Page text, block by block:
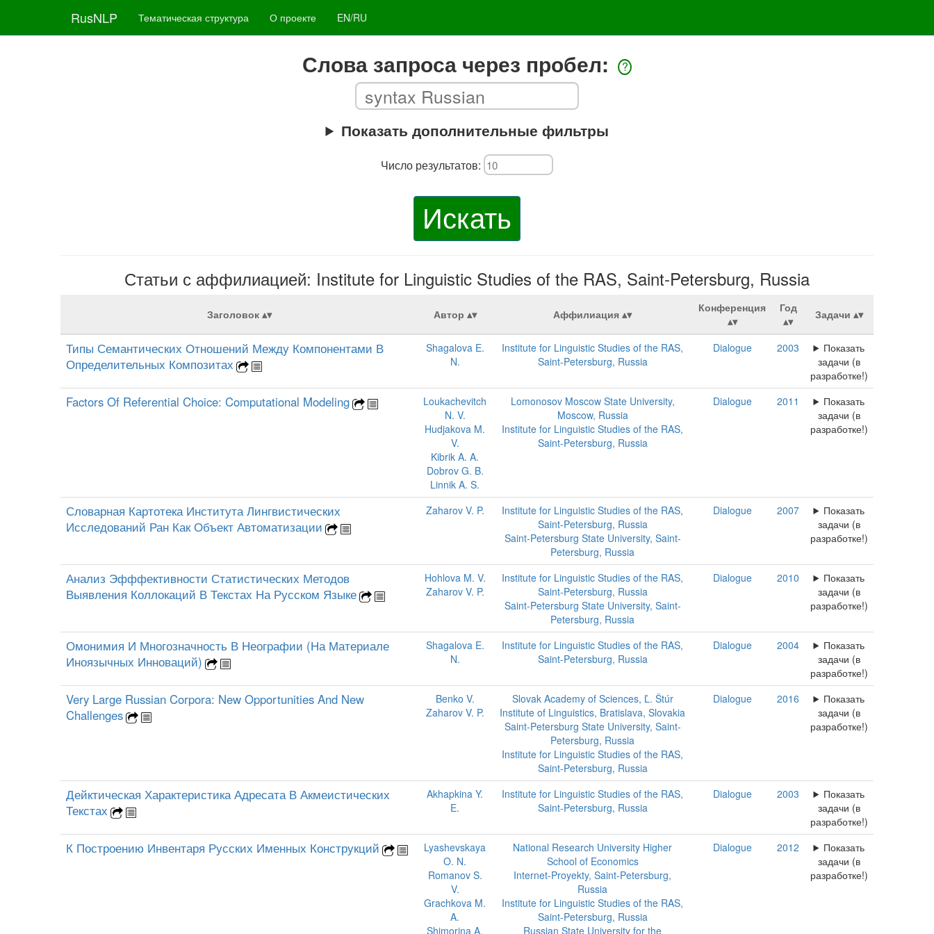
RusNLP Тематическая структура О проекте EN/RU
Слова запроса через пробел: ?
Показать дополнительные фильтры
Число результатов:
Искать
Статьи с аффилиацией: Institute for Linguistic Studies of the RAS, Saint-Petersburg, Russia
Заголовок Автор Аффилиация Конференция Год Задачи
Типы Семантических Отношений Между Компонентами В
Определительных Композитах
Shagalova E.
N.
Institute for Linguistic Studies of the RAS,
Saint-Petersburg, Russia
Dialogue 2003
Показать
задачи (в
разработке!)
Factors Of Referential Choice: Computational Modeling
Loukachevitch
N. V.
Hudjakova M.
V.
Kibrik A. A.
Dobrov G. B.
Linnik A. S.
Lomonosov Moscow State University,
Moscow, Russia
Institute for Linguistic Studies of the RAS,
Saint-Petersburg, Russia
Dialogue 2011
Показать
задачи (в
разработке!)
Словарная Картотека Института Лингвистических
Исследований Ран Как Объект Автоматизации
Zaharov V. P.
Institute for Linguistic Studies of the RAS,
Saint-Petersburg, Russia
Saint-Petersburg State University, Saint-
Petersburg, Russia
Dialogue 2007
Показать
задачи (в
разработке!)
Анализ Эфффективности Статистических Методов
Выявления Коллокаций В Текстах На Русском Языке
Hohlova M. V.
Zaharov V. P.
Institute for Linguistic Studies of the RAS,
Saint-Petersburg, Russia
Saint-Petersburg State University, Saint-
Petersburg, Russia
Dialogue 2010
Показать
задачи (в
разработке!)
Омонимия И Многозначность В Неографии (На Материале
Иноязычных Инноваций)
Shagalova E.
N.
Institute for Linguistic Studies of the RAS,
Saint-Petersburg, Russia
Dialogue 2004
Показать
задачи (в
разработке!)
Very Large Russian Corpora: New Opportunities And New
Challenges
Benko V.
Zaharov V. P.
Slovak Academy of Sciences, Ľ. Štúr
Institute of Linguistics, Bratislava, Slovakia
Saint-Petersburg State University, Saint-
Petersburg, Russia
Institute for Linguistic Studies of the RAS,
Saint-Petersburg, Russia
Dialogue 2016
Показать
задачи (в
разработке!)
Дейктическая Характеристика Адресата В Акмеистических
Текстах
Akhapkina Y.
E.
Institute for Linguistic Studies of the RAS,
Saint-Petersburg, Russia
Dialogue 2003
Показать
задачи (в
разработке!)
К Построению Инвентаря Русских Именных Конструкций
Lyashevskaya
O. N.
Romanov S.
V.
Grachkova M.
A.
Shimorina A.
National Research University Higher
School of Economics
Internet-Proyekty, Saint-Petersburg,
Russia
Institute for Linguistic Studies of the RAS,
Saint-Petersburg, Russia
Russian State University for the
Dialogue 2012
Показать
задачи (в
разработке!)